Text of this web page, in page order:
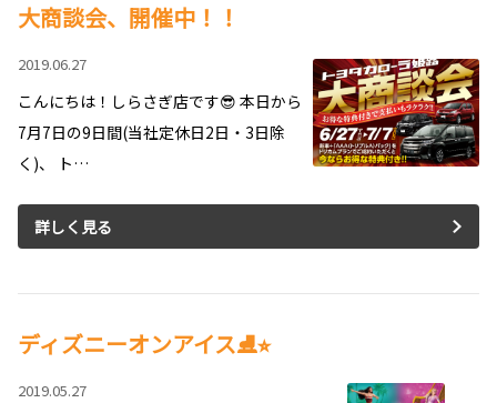
大商談会、開催中！！
2019.06.27
こんにちは！しらさぎ店です😎 本日から
7月7日の9日間(当社定休日2日・3日除
く)、 ト…
詳しく見る
ディズニーオンアイス⛸⭐︎
2019.05.27